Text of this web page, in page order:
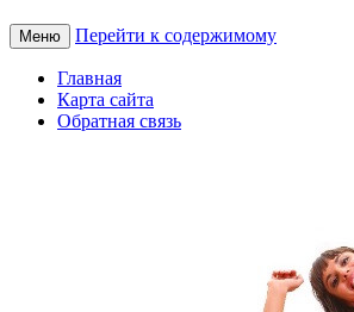
Меню Перейти к содержимому
Главная
Карта сайта
Обратная связь